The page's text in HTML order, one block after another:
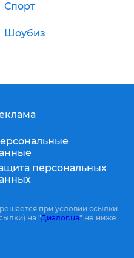
Спорт
Шоубиз
персональных
при условии ссылки
на "Диалог.ua" не ниже